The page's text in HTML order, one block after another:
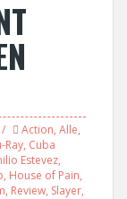
Action, Alle,
Ray, Cuba
Estevez,
, House of Pain,
, Review, Slayer,